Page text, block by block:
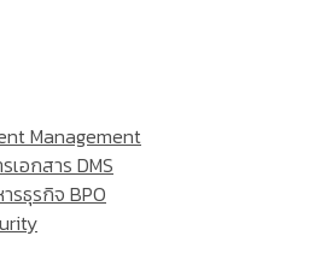
Management
เอกสาร DMS
รธุรกิจ BPO